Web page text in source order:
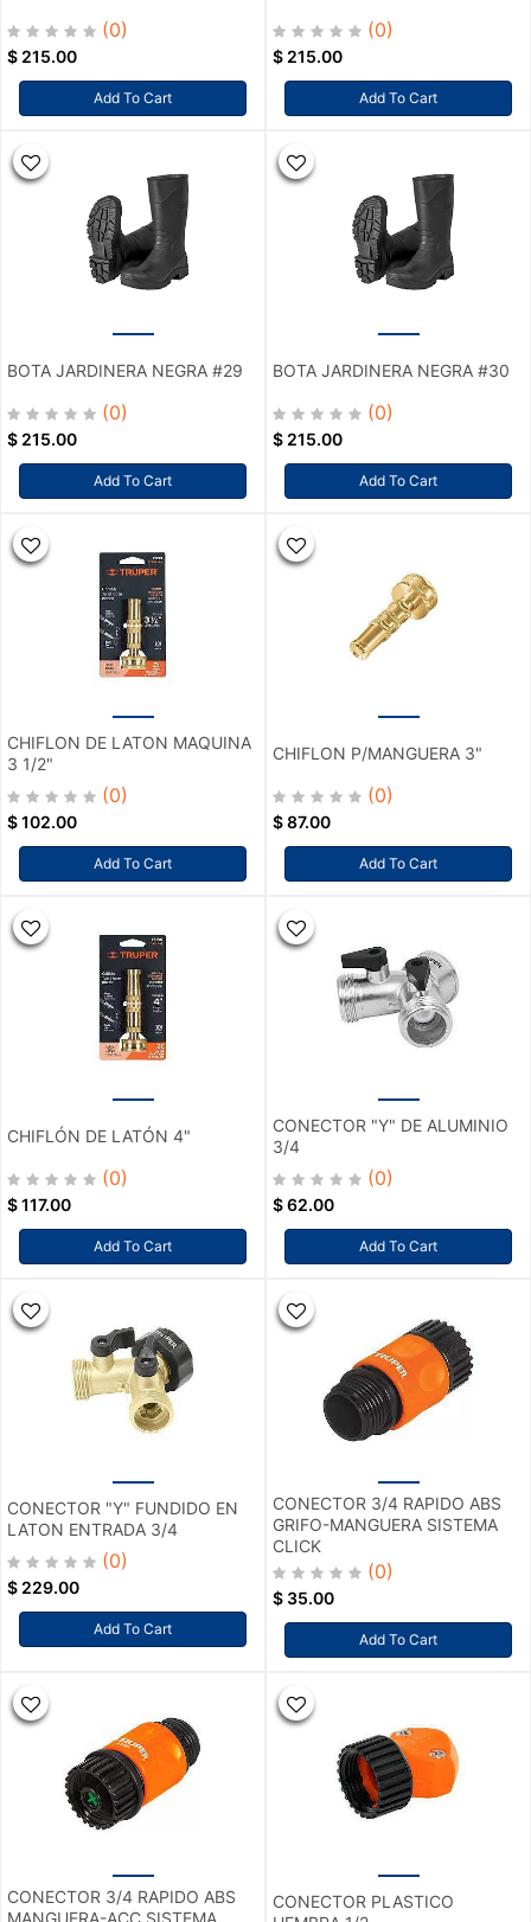
(0)
$ 215.00
Add To Cart
(0)
$ 215.00
Add To Cart
BOTA JARDINERA NEGRA #29
(0)
$ 215.00
Add To Cart
BOTA JARDINERA NEGRA #30
(0)
$ 215.00
Add To Cart
CHIFLON DE LATON MAQUINA
3 1/2"
(0)
$102.00
Add To Cart
CHIFLON P/MANGUERA 3"
(0)
$87.00
Add To Cart
CHIFLÓN DE LATÓN 4"
(0)
$117.00
Add To Cart
CONECTOR "Y" DE ALUMINIO
3/4
(0)
$62.00
Add To Cart
CONECTOR "Y" FUNDIDO EN
LATON ENTRADA 3/4
(0)
$ 229.00
Add To Cart
CONECTOR 3/4 RAPIDO ABS
GRIFO-MANGUERA SISTEMA
CLICK
(0)
$ 35.00
Add To Cart
CONECTOR 3/4 RAPIDO ABS
MANGUERA-ACC SISTEMA
CONECTOR PLASTICO